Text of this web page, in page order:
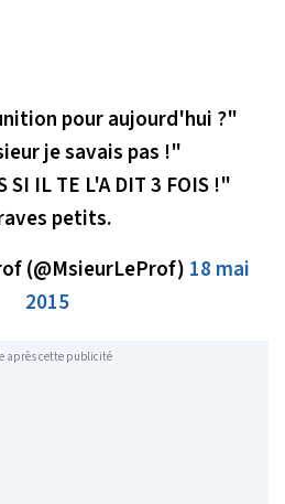
pour aujourd'hui ?"
je savais pas !"
SI IL TE L'A DIT 3 FOIS !"
petits.
(@MsieurLeProf) 18 mai
2015
après cette publicité